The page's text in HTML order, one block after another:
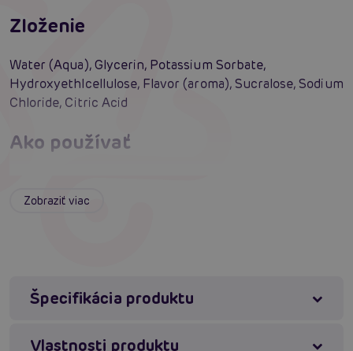
Zloženie
Water (Aqua), Glycerin, Potassium Sorbate,
Hydroxyethlcellulose, Flavor (aroma), Sucralose, Sodium
Chloride, Citric Acid
Ako používať
Aplikujte znovu podľa potreby alebo priania.
používať a poraďte sa s lekárom. Veľmi klzké. Rozliatie
domácich zvierat. Produkt nie je antikoncepcia ani
Zobraziť viac
Špecifikácia produktu
Vlastnosti produktu